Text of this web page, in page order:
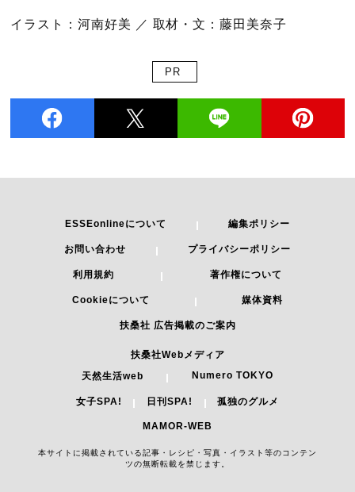
イラスト：河南好美 ／ 取材・文：藤田美奈子
PR
ESSEonlineについて 編集ポリシー
お問い合わせ プライバシーポリシー
利用規約 著作権について
Cookieについて 媒体資料
扶桑社 広告掲載のご案内
扶桑社Webメディア
天然生活web
Numero TOKYO
女子SPA! 日刊SPA! 孤独のグルメ
MAMOR-WEB
本サイトに掲載されている記事・レシピ・写真・イラスト等のコンテン
ツの無断転載を禁じます。